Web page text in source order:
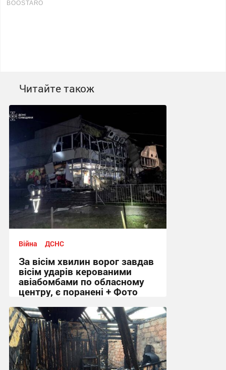
Читайте також
Війна ДСНС
За вісім хвилин ворог завдав
вісім ударів керованими
авіабомбами по обласному
центру, є поранені + Фото
09:18 сьогодні